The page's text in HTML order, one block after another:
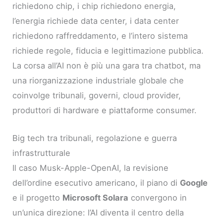
richiedono chip, i chip richiedono energia,
l’energia richiede data center, i data center
richiedono raffreddamento, e l’intero sistema
richiede regole, fiducia e legittimazione pubblica.
La corsa all’AI non è più una gara tra chatbot, ma
una riorganizzazione industriale globale che
coinvolge tribunali, governi, cloud provider,
produttori di hardware e piattaforme consumer.
Big tech tra tribunali, regolazione e guerra
infrastrutturale
Il caso Musk-Apple-OpenAI, la revisione
dell’ordine esecutivo americano, il piano di Google
e il progetto Microsoft Solara convergono in
un’unica direzione: l’AI diventa il centro della